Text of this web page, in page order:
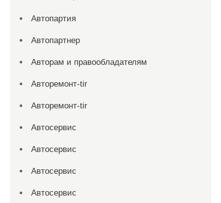
Автопартия
Автопартнер
Авторам и правообладателям
Авторемонт-tir
Авторемонт-tir
Автосервис
Автосервис
Автосервис
Автосервис